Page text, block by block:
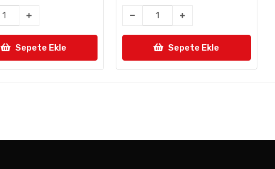
Sepete Ekle Sepete Ekle